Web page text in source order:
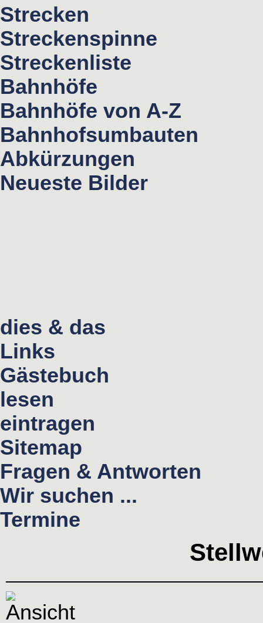
Strecken
Streckenspinne
Streckenliste
Bahnhöfe
Bahnhöfe von A-Z
Bahnhofsumbauten
Abkürzungen
Neueste Bilder
dies & das
Links
Gästebuch
lesen
eintragen
Sitemap
Fragen & Antworten
Wir suchen ...
Termine